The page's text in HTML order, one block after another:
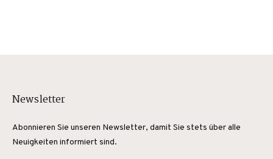
Newsletter
Abonnieren Sie unseren Newsletter, damit Sie stets über alle
Neuigkeiten informiert sind.